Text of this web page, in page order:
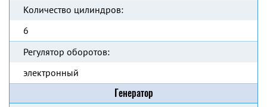
Количество цилиндров:
6
Регулятор оборотов:
электронный
Генератор